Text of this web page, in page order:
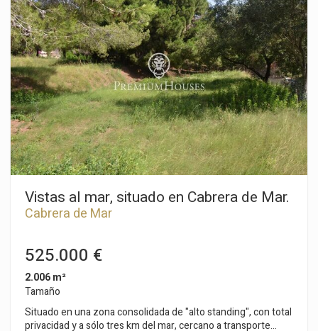
% Uso dominante Residencial
Vistas al mar, situado en Cabrera de Mar.
Cabrera de Mar
525.000 €
2.006 m²
Tamaño
Situado en una zona consolidada de "alto standing", con total
privacidad y a sólo tres km del mar, cercano a transporte